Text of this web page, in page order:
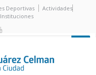
Deportivas
Actividades
Instituciones